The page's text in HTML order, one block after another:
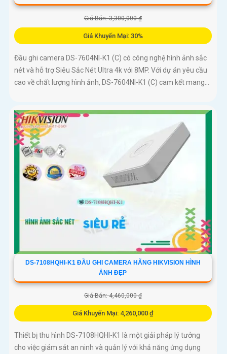
Giá Bán: 3,300,000 ₫
Giá Khuyến Mại: 30%
Đầu ghi camera DS-7604NI-K1 (C) có công nghệ hình ảnh sắc
nét và hỗ trợ Siêu Sắc Nét Ultra 4k với 8MP. Với dự án yêu cầu
cao về chất lượng hình ảnh, DS-7604NI-K1 (C) cam kết mang...
DS-7108HQHI-K1 ĐẦU GHI CAMERA HÃNG HIKVISION HÌNH
ẢNH ĐẸP
Giá Bán: 4,460,000 ₫
Giá Khuyến Mại: 4,260,000 ₫
Thiết bị thu hình DS-7108HQHI-K1 là một giải pháp lý tưởng
cho việc giám sát an ninh và quản lý với khả năng ứng dụng